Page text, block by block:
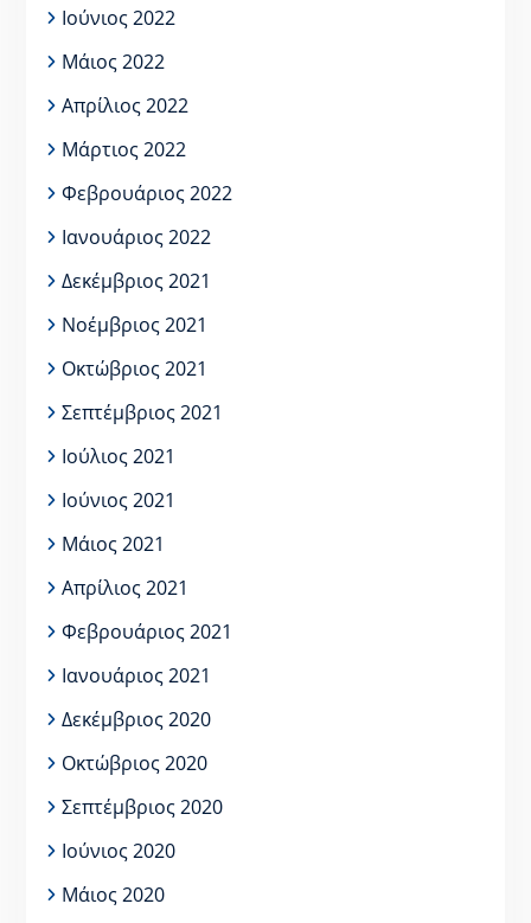
Ιούνιος 2022
Μάιος 2022
Απρίλιος 2022
Μάρτιος 2022
Φεβρουάριος 2022
Ιανουάριος 2022
Δεκέμβριος 2021
Νοέμβριος 2021
Οκτώβριος 2021
Σεπτέμβριος 2021
Ιούλιος 2021
Ιούνιος 2021
Μάιος 2021
Απρίλιος 2021
Φεβρουάριος 2021
Ιανουάριος 2021
Δεκέμβριος 2020
Οκτώβριος 2020
Σεπτέμβριος 2020
Ιούνιος 2020
Μάιος 2020